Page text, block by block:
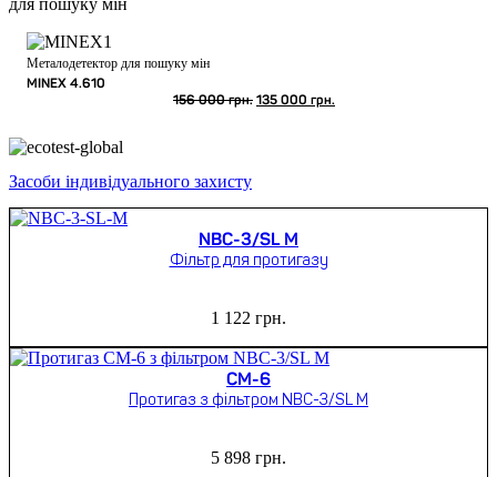
для пошуку мін
Металодетектор для пошуку мін
MINEX 4.610
156 000грн. Оригінальна
135 000 грн.
Засоби індивідуального захисту
NBC-3/SL M
Фільтр для протигазу
1 122 грн.
СМ-6
Протигаз з фільтром NBC-3/SL M
5 898 грн.